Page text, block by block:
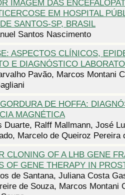
IMAGEM DAS
EM HOSPITAL
SANTOS-SP, BRASIL
Santos Nascimento
ASPECTOS CLÍNICOS,
E DIAGNÓSTICO
Pavão, Marcos Montani
DE HOFFA:
MAGNÉTICA
Duarte, Ralff Mallmann, José
Marcelo de Queiroz Pereira
CLONING OF A LHB GENE
OF GENE THERAPY IN
de Santana, Juliana Costa
de Souza, Marcos Montani